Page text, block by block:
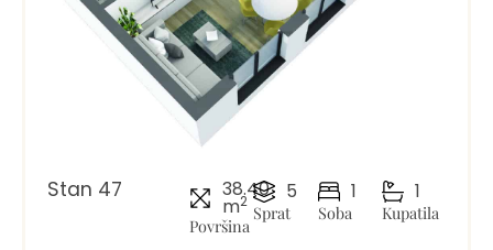
Stan 47 38.40
m2
Površina
5
Sprat
1
Soba
1
Kupatila